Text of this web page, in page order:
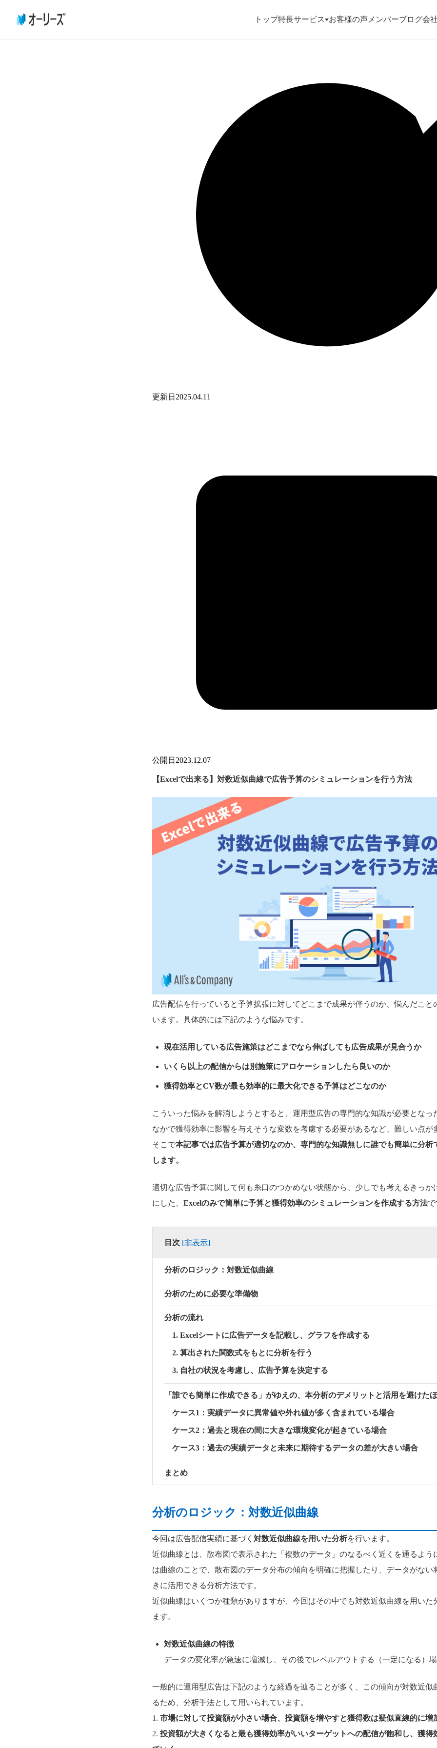
トップ特長サービス お客様の声 メンバーブログ会
更新日 2025.04.11
公開日 2023.12.07
【Excelで出来る】対数近似曲線で広告予算のシミュレーションを行う方法
広告配信を行っていると予算拡張に対してどこまで成果が伴うのか、悩んだこと
います。具体的には下記のような悩みです。
現在活用している広告施策はどこまでなら伸ばしても広告成果が見合うか
いくら以上の配信からは別施策にアロケーションしたら良いのか
獲得効率とCV数が最も効率的に最大化できる予算はどこなのか
こういった悩みを解消しようとすると、運用型広告の専門的な知識が必要となっ
なかで獲得効率に影響を与えそうな変数を考慮する必要があるなど、難しい点が
そこで本記事では広告予算が適切なのか、専門的な知識無しに誰でも簡単に分析
します。
適切な広告予算に関して何も糸口のつかめない状態から、少しでも考えるきっか
にした、 Excelのみで簡単に予算と獲得効率のシミュレーションを作成する方法で
目次 [非表示]
分析のロジック：対数近似曲線
分析のために必要な準備物
分析の流れ
1. Excelシートに広告データを記載し、グラフを作成する
2. 算出された関数式をもとに分析を行う
3. 自社の状況を考慮し、広告予算を決定する
「誰でも簡単に作成できる」がゆえの、本分析のデメリットと活用を避けた
ケース1：実績データに異常値や外れ値が多く含まれている場合
ケース2：過去と現在の間に大きな環境変化が起きている場合
ケース3：過去の実績データと未来に期待するデータの差が大きい場合
まとめ
分析のロジック：対数近似曲線
今回は広告配信実績に基づく 対数近似曲線を用いた分析を行います。
近似曲線とは、散布図で表示された「複数のデータ」のなるべく近くを通るよう
は曲線のことで、散布図のデータ分布の傾向を明確に把握したり、データがない
きに活用できる分析方法です。
近似曲線はいくつか種類がありますが、今回はその中でも対数近似曲線を用いた
ます。
対数近似曲線の特徴
データの変化率が急速に増減し、その後でレベルアウトする（一定になる）場
一般的に運用型広告は下記のような経過を辿ることが多く、この傾向が対数近似
るため、分析手法として用いられています。
1. 市場に対して投資額が小さい場合、投資額を増やすと獲得数は疑似直線的に増
2. 投資額が大きくなると最も獲得効率がいいターゲットへの配信が飽和し、獲得